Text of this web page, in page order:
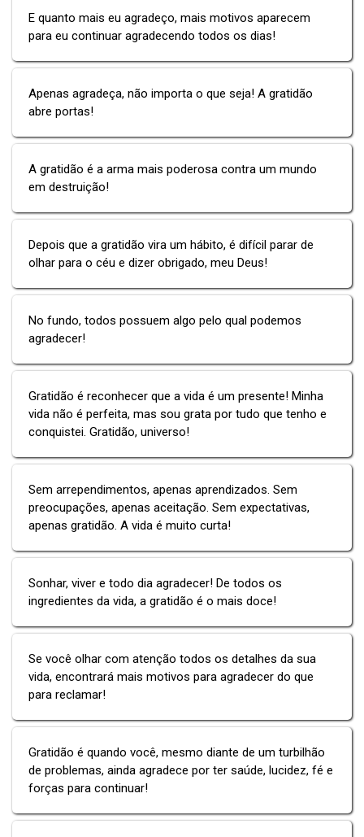
E quanto mais eu agradeço, mais motivos aparecem
para eu continuar agradecendo todos os dias!
Apenas agradeça, não importa o que seja! A gratidão
abre portas!
A gratidão é a arma mais poderosa contra um mundo
em destruição!
Depois que a gratidão vira um hábito, é difícil parar de
olhar para o céu e dizer obrigado, meu Deus!
No fundo, todos possuem algo pelo qual podemos
agradecer!
Gratidão é reconhecer que a vida é um presente! Minha
vida não é perfeita, mas sou grata por tudo que tenho e
conquistei. Gratidão, universo!
Sem arrependimentos, apenas aprendizados. Sem
preocupações, apenas aceitação. Sem expectativas,
apenas gratidão. A vida é muito curta!
Sonhar, viver e todo dia agradecer! De todos os
ingredientes da vida, a gratidão é o mais doce!
Se você olhar com atenção todos os detalhes da sua
vida, encontrará mais motivos para agradecer do que
para reclamar!
Gratidão é quando você, mesmo diante de um turbilhão
de problemas, ainda agradece por ter saúde, lucidez, fé e
forças para continuar!